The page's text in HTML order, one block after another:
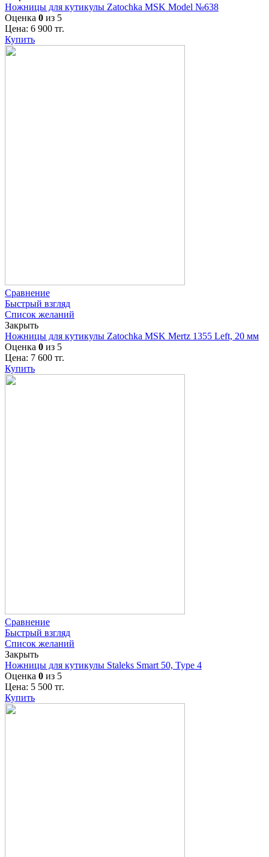
Ножницы для кутикулы Zatochka MSK Model №638
Оценка 0 из 5
Цена: 6 900 тг.
Купить
Сравнение
Быстрый взгляд
Список желаний
Закрыть
Ножницы для кутикулы Zatochka MSK Mertz 1355 Left, 20 мм
Оценка 0 из 5
Цена: 7 600 тг.
Купить
Сравнение
Быстрый взгляд
Список желаний
Закрыть
Ножницы для кутикулы Staleks Smart 50, Type 4
Оценка 0 из 5
Цена: 5 500 тг.
Купить